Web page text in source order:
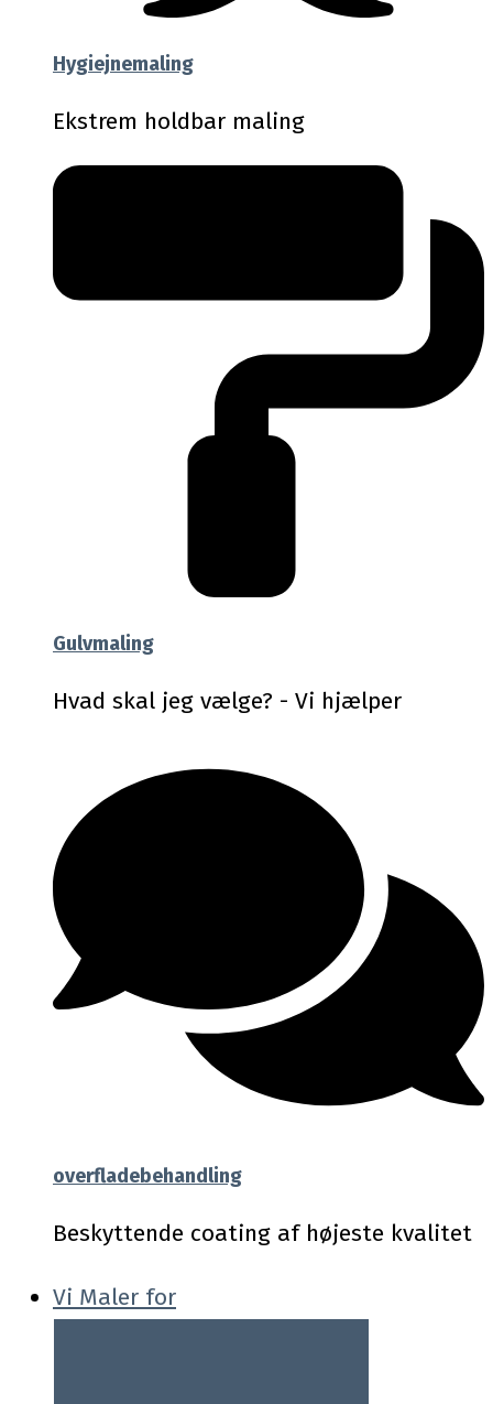
Hygiejnemaling
Ekstrem holdbar maling
Gulvmaling
Hvad skal jeg vælge? - Vi hjælper
overfladebehandling
Beskyttende coating af højeste kvalitet
Vi Maler for